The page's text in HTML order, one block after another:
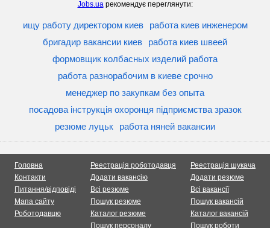
Jobs.uaрекомендує переглянути:
ищу работу директором киев
работа киев инженером
бригадир вакансии киев
работа киев швеей
формовщик колбасных изделий работа
работа разнорабочим в киеве срочно
менеджер по закупкам без опыта
посадова інструкція охоронця підприємства зразок
резюме луцьк
работа няней вакансии
Головна
Контакти
Питання/відповіді
Мапа сайту
Роботодавцю
Реестрація роботодавця
Додати вакансію
Всі резюме
Пошук резюме
Каталог резюме
Пошук персоналу
Реестрація шукача
Додати резюме
Всі вакансії
Пошук вакансій
Каталог вакансій
Пошук роботи